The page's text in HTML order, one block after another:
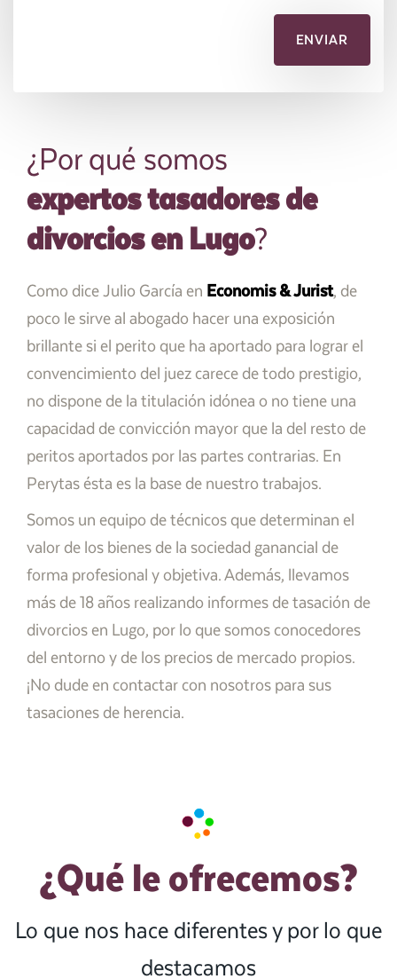
¿Por qué somos
expertos tasadores de
divorcios en Lugo?
Como dice Julio García en Economis & Jurist, de
poco le sirve al abogado hacer una exposición
brillante si el perito que ha aportado para lograr el
convencimiento del juez carece de todo prestigio,
no dispone de la titulación idónea o no tiene una
capacidad de convicción mayor que la del resto de
peritos aportados por las partes contrarias. En
Perytas ésta es la base de nuestro trabajos.
Somos un equipo de técnicos que determinan el
valor de los bienes de la sociedad ganancial de
forma profesional y objetiva. Además, llevamos
más de 18 años realizando informes de tasación de
divorcios en Lugo, por lo que somos conocedores
del entorno y de los precios de mercado propios.
¡No dude en contactar con nosotros para sus
tasaciones de herencia.
¿Qué le ofrecemos?
Lo que nos hace diferentes y por lo que
destacamos